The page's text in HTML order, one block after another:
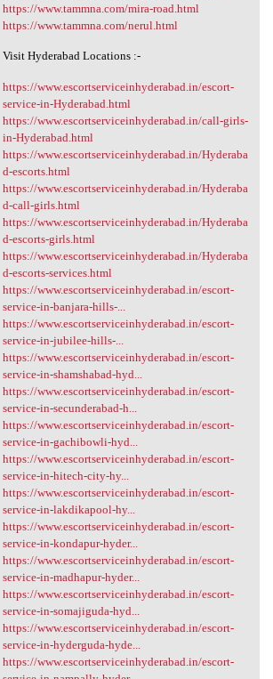
https://www.tammna.com/mira-road.html
https://www.tammna.com/nerul.html
Visit Hyderabad Locations :-
https://www.escortserviceinhyderabad.in/escort-
service-in-Hyderabad.html
https://www.escortserviceinhyderabad.in/call-girls-
in-Hyderabad.html
https://www.escortserviceinhyderabad.in/Hyderaba
d-escorts.html
https://www.escortserviceinhyderabad.in/Hyderaba
d-call-girls.html
https://www.escortserviceinhyderabad.in/Hyderaba
d-escorts-girls.html
https://www.escortserviceinhyderabad.in/Hyderaba
d-escorts-services.html
https://www.escortserviceinhyderabad.in/escort-
service-in-banjara-hills-...
https://www.escortserviceinhyderabad.in/escort-
service-in-jubilee-hills-...
https://www.escortserviceinhyderabad.in/escort-
service-in-shamshabad-hyd...
https://www.escortserviceinhyderabad.in/escort-
service-in-secunderabad-h...
https://www.escortserviceinhyderabad.in/escort-
service-in-gachibowli-hyd...
https://www.escortserviceinhyderabad.in/escort-
service-in-hitech-city-hy...
https://www.escortserviceinhyderabad.in/escort-
service-in-lakdikapool-hy...
https://www.escortserviceinhyderabad.in/escort-
service-in-kondapur-hyder...
https://www.escortserviceinhyderabad.in/escort-
service-in-madhapur-hyder...
https://www.escortserviceinhyderabad.in/escort-
service-in-somajiguda-hyd...
https://www.escortserviceinhyderabad.in/escort-
service-in-hyderguda-hyde...
https://www.escortserviceinhyderabad.in/escort-